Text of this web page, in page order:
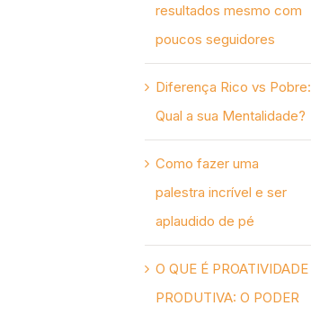
resultados mesmo com
poucos seguidores
Diferença Rico vs Pobre:
Qual a sua Mentalidade?
Como fazer uma
palestra incrível e ser
aplaudido de pé
O QUE É PROATIVIDADE
PRODUTIVA: O PODER